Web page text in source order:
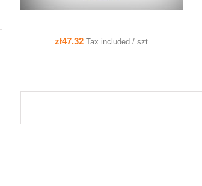
zł47.32 Tax included / szt